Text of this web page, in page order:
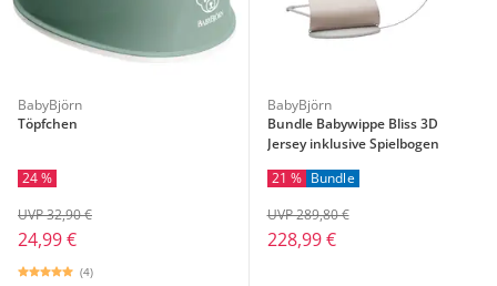
BabyBjörn
Töpfchen
24 %
24,99 €
UVP 32,90 €
(4)
BabyBjörn
Bundle Babywippe Bliss 3D
Jersey inklusive Spielbogen
21 % Bundle
228,99 €
UVP 289,80 €